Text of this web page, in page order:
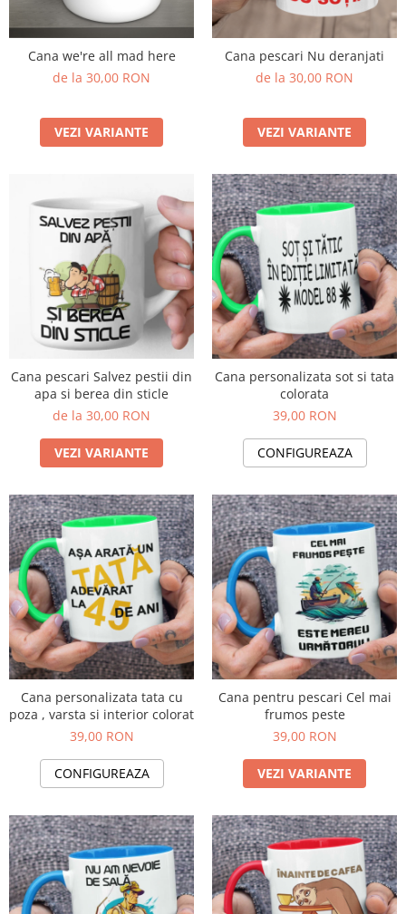
Tricouri Diverse
Tricouri Azi esti Tanar si maine...
Tricouri Motivationale
Tricouri Pensionari
Tricouri Animalute
Tricouri Gameri
Tricouri Mesaje Virale
Tricouri Vesele
Tricouri Zicale Romanesti
Tricouri Copii
Cana we're all mad here
de la 30,00 RON
VEZI VARIANTE
Cana pescari Nu deranjati
de la 30,00 RON
VEZI VARIANTE
Cana pescari Salvez pestii din
apa si berea din sticle
de la 30,00 RON
VEZI VARIANTE
Cana personalizata sot si tata
colorata
39,00 RON
CONFIGUREAZA
Cana personalizata tata cu
poza , varsta si interior colorat
39,00 RON
CONFIGUREAZA
Cana pentru pescari Cel mai
frumos peste
39,00 RON
VEZI VARIANTE